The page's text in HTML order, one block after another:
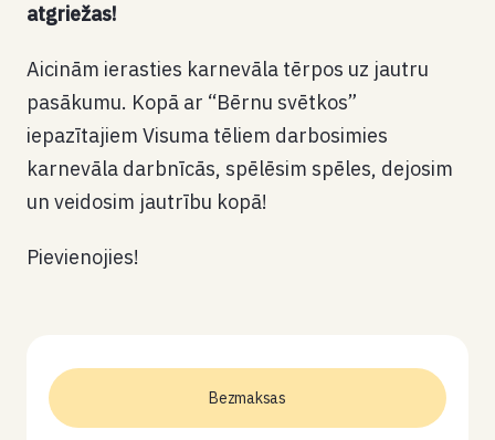
atgriežas!
Aicinām ierasties karnevāla tērpos uz jautru
pasākumu. Kopā ar “Bērnu svētkos”
iepazītajiem Visuma tēliem darbosimies
karnevāla darbnīcās, spēlēsim spēles, dejosim
un veidosim jautrību kopā!
Pievienojies!
Bezmaksas